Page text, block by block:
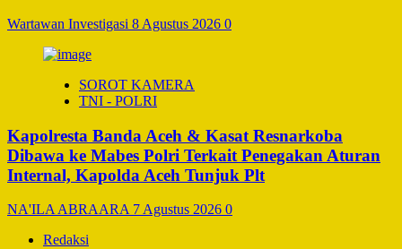
Wartawan Investigasi 8 Agustus 2026 0
SOROT KAMERA
TNI - POLRI
Kapolresta Banda Aceh & Kasat Resnarkoba
Dibawa ke Mabes Polri Terkait Penegakan Aturan
Internal, Kapolda Aceh Tunjuk Plt
NA'ILA ABRAARA 7 Agustus 2026 0
Redaksi